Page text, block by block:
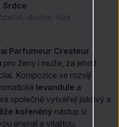
Srdce
pačuli, skořice, růže
Parfumeur Createur
pro ženy i muže, za jehož
Kompozice se rozvíjí
levandule a
společně vytvářejí jiskřivý a
kořeněný nástup si
energií a vitalitou.